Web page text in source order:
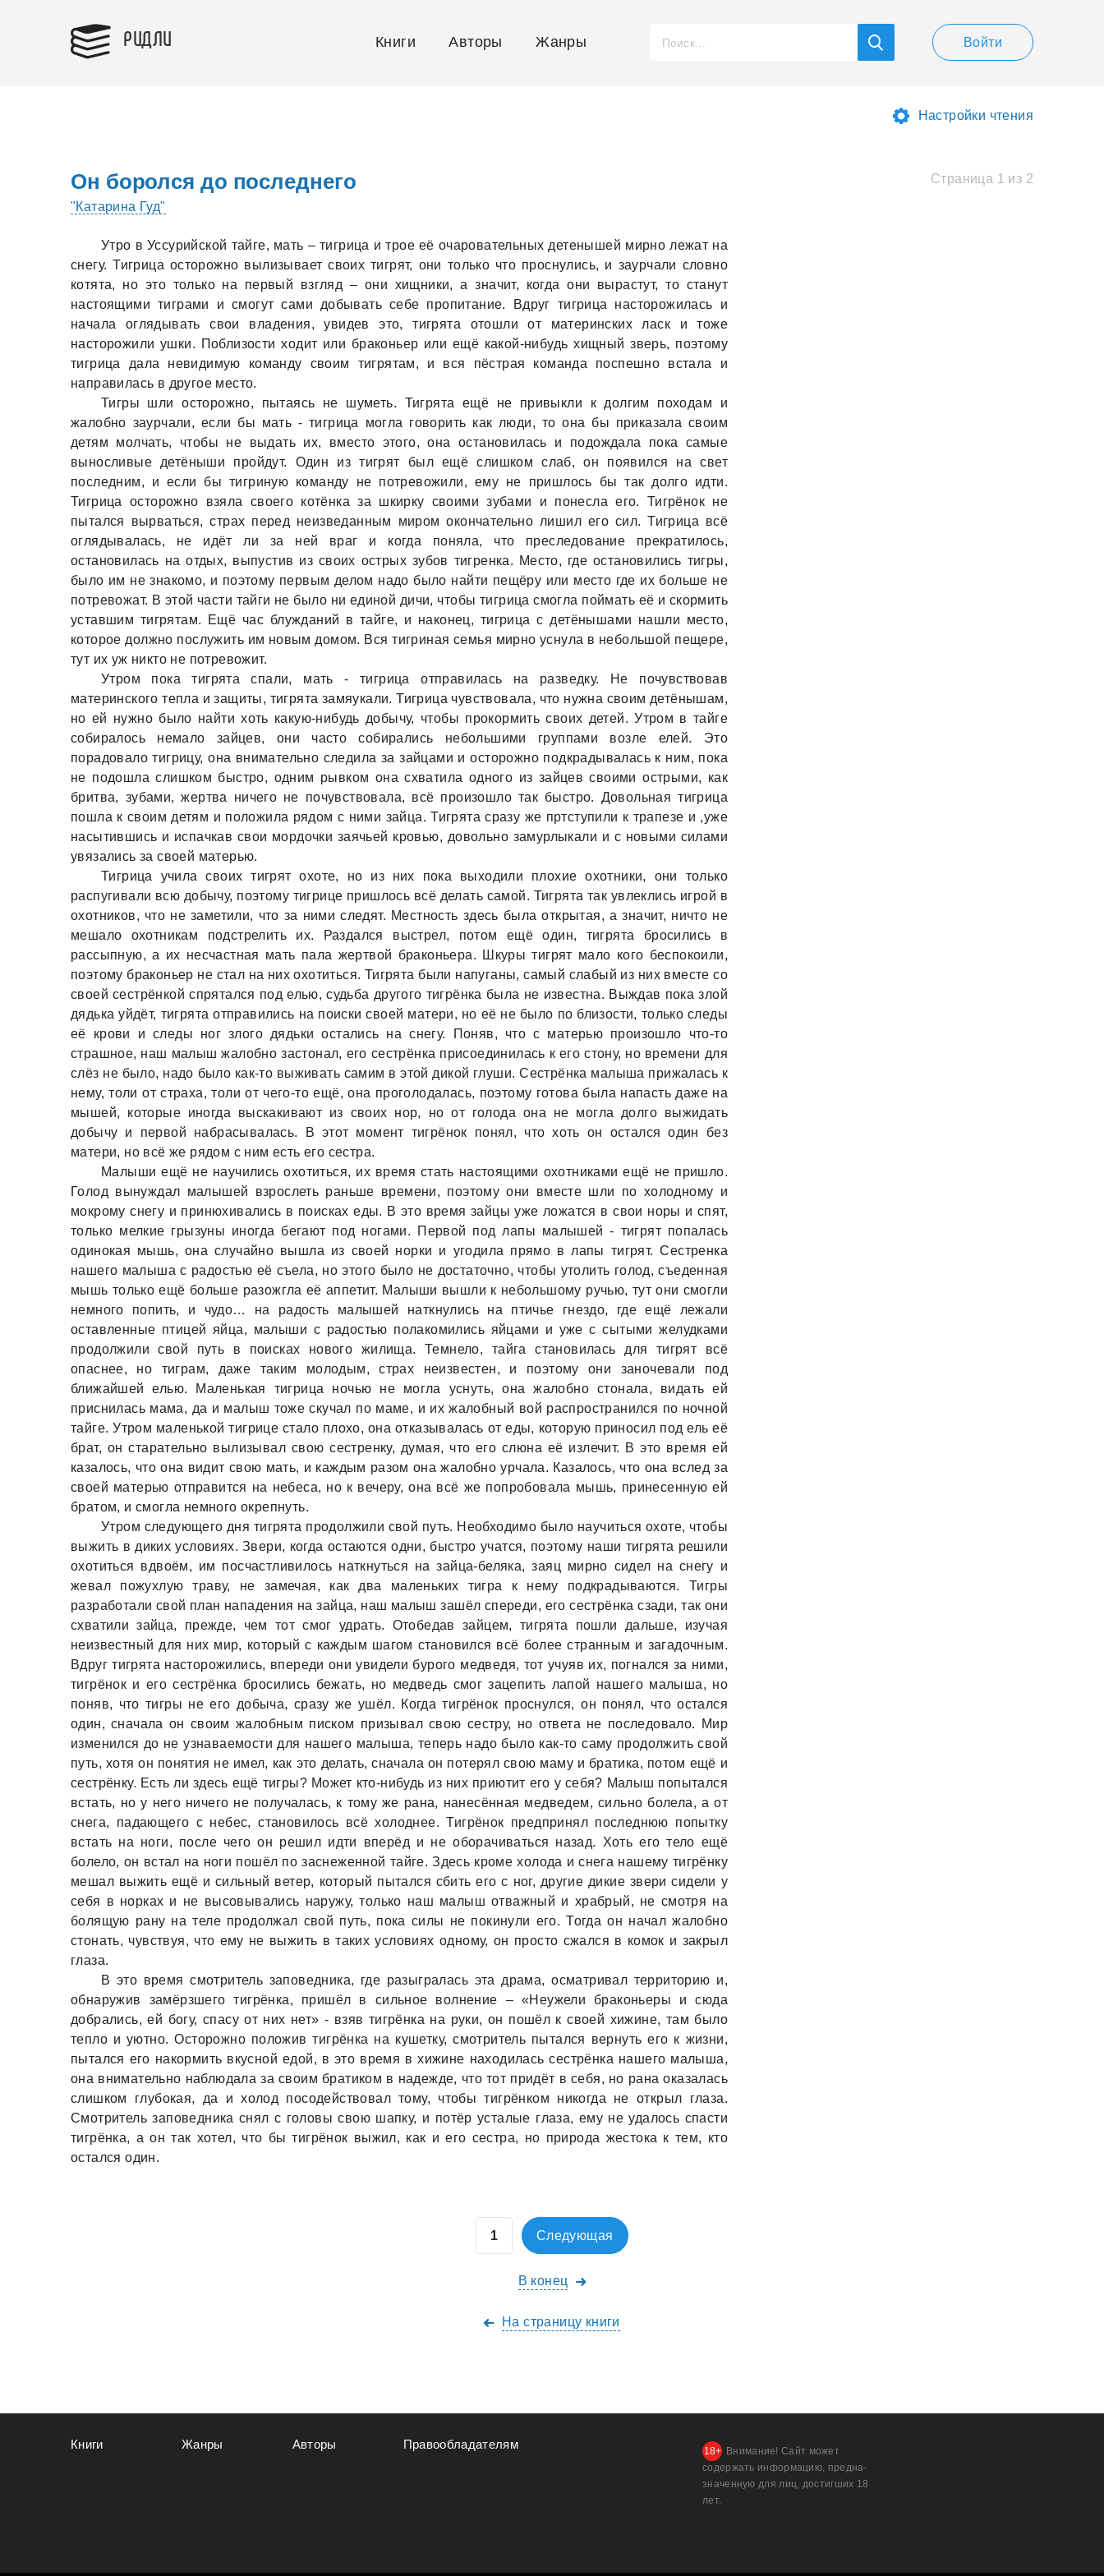
РИДЛИ Книги Авторы Жанры Войти
Настройки чтения
Страница 1 из 2
Он боролся до последнего
"Катарина Гуд"
Утро в Уссурийской тайге, мать – тигрица и трое её очаровательных детенышей мирно лежат на
снегу. Тигрица осторожно вылизывает своих тигрят, они только что проснулись, и заурчали словно
котята, но это только на первый взгляд – они хищники, а значит, когда они вырастут, то станут
настоящими тиграми и смогут сами добывать себе пропитание. Вдруг тигрица насторожилась и
начала оглядывать свои владения, увидев это, тигрята отошли от материнских ласк и тоже
насторожили ушки. Поблизости ходит или браконьер или ещё какой-нибудь хищный зверь, поэтому
тигрица дала невидимую команду своим тигрятам, и вся пёстрая команда поспешно встала и
направилась в другое место.
Тигры шли осторожно, пытаясь не шуметь. Тигрята ещё не привыкли к долгим походам и
жалобно заурчали, если бы мать - тигрица могла говорить как люди, то она бы приказала своим
детям молчать, чтобы не выдать их, вместо этого, она остановилась и подождала пока самые
выносливые детёныши пройдут. Один из тигрят был ещё слишком слаб, он появился на свет
последним, и если бы тигриную команду не потревожили, ему не пришлось бы так долго идти.
Тигрица осторожно взяла своего котёнка за шкирку своими зубами и понесла его. Тигрёнок не
пытался вырваться, страх перед неизведанным миром окончательно лишил его сил. Тигрица всё
оглядывалась, не идёт ли за ней враг и когда поняла, что преследование прекратилось,
остановилась на отдых, выпустив из своих острых зубов тигренка. Место, где остановились тигры,
было им не знакомо, и поэтому первым делом надо было найти пещёру или место где их больше не
потревожат. В этой части тайги не было ни единой дичи, чтобы тигрица смогла поймать её и скормить
уставшим тигрятам. Ещё час блужданий в тайге, и наконец, тигрица с детёнышами нашли место,
которое должно послужить им новым домом. Вся тигриная семья мирно уснула в небольшой пещере,
тут их уж никто не потревожит.
Утром пока тигрята спали, мать - тигрица отправилась на разведку. Не почувствовав
материнского тепла и защиты, тигрята замяукали. Тигрица чувствовала, что нужна своим детёнышам,
но ей нужно было найти хоть какую-нибудь добычу, чтобы прокормить своих детей. Утром в тайге
собиралось немало зайцев, они часто собирались небольшими группами возле елей. Это
порадовало тигрицу, она внимательно следила за зайцами и осторожно подкрадывалась к ним, пока
не подошла слишком быстро, одним рывком она схватила одного из зайцев своими острыми, как
бритва, зубами, жертва ничего не почувствовала, всё произошло так быстро. Довольная тигрица
пошла к своим детям и положила рядом с ними зайца. Тигрята сразу же пртступили к трапезе и ,уже
насытившись и испачкав свои мордочки заячьей кровью, довольно замурлыкали и с новыми силами
увязались за своей матерью.
Тигрица учила своих тигрят охоте, но из них пока выходили плохие охотники, они только
распугивали всю добычу, поэтому тигрице пришлось всё делать самой. Тигрята так увлеклись игрой в
охотников, что не заметили, что за ними следят. Местность здесь была открытая, а значит, ничто не
мешало охотникам подстрелить их. Раздался выстрел, потом ещё один, тигрята бросились в
рассыпную, а их несчастная мать пала жертвой браконьера. Шкуры тигрят мало кого беспокоили,
поэтому браконьер не стал на них охотиться. Тигрята были напуганы, самый слабый из них вместе со
своей сестрёнкой спрятался под елью, судьба другого тигрёнка была не известна. Выждав пока злой
дядька уйдёт, тигрята отправились на поиски своей матери, но её не было по близости, только следы
её крови и следы ног злого дядьки остались на снегу. Поняв, что с матерью произошло что-то
страшное, наш малыш жалобно застонал, его сестрёнка присоединилась к его стону, но времени для
слёз не было, надо было как-то выживать самим в этой дикой глуши. Сестрёнка малыша прижалась к
нему, толи от страха, толи от чего-то ещё, она проголодалась, поэтому готова была напасть даже на
мышей, которые иногда выскакивают из своих нор, но от голода она не могла долго выжидать
добычу и первой набрасывалась. В этот момент тигрёнок понял, что хоть он остался один без
матери, но всё же рядом с ним есть его сестра.
Малыши ещё не научились охотиться, их время стать настоящими охотниками ещё не пришло.
Голод вынуждал малышей взрослеть раньше времени, поэтому они вместе шли по холодному и
мокрому снегу и принюхивались в поисках еды. В это время зайцы уже ложатся в свои норы и спят,
только мелкие грызуны иногда бегают под ногами. Первой под лапы малышей - тигрят попалась
одинокая мышь, она случайно вышла из своей норки и угодила прямо в лапы тигрят. Сестренка
нашего малыша с радостью её съела, но этого было не достаточно, чтобы утолить голод, съеденная
мышь только ещё больше разожгла её аппетит. Малыши вышли к небольшому ручью, тут они смогли
немного попить, и чудо… на радость малышей наткнулись на птичье гнездо, где ещё лежали
оставленные птицей яйца, малыши с радостью полакомились яйцами и уже с сытыми желудками
продолжили свой путь в поисках нового жилища. Темнело, тайга становилась для тигрят всё
опаснее, но тиграм, даже таким молодым, страх неизвестен, и поэтому они заночевали под
ближайшей елью. Маленькая тигрица ночью не могла уснуть, она жалобно стонала, видать ей
приснилась мама, да и малыш тоже скучал по маме, и их жалобный вой распространился по ночной
тайге. Утром маленькой тигрице стало плохо, она отказывалась от еды, которую приносил под ель её
брат, он старательно вылизывал свою сестренку, думая, что его слюна её излечит. В это время ей
казалось, что она видит свою мать, и каждым разом она жалобно урчала. Казалось, что она вслед за
своей матерью отправится на небеса, но к вечеру, она всё же попробовала мышь, принесенную ей
братом, и смогла немного окрепнуть.
Утром следующего дня тигрята продолжили свой путь. Необходимо было научиться охоте, чтобы
выжить в диких условиях. Звери, когда остаются одни, быстро учатся, поэтому наши тигрята решили
охотиться вдвоём, им посчастливилось наткнуться на зайца-беляка, заяц мирно сидел на снегу и
жевал пожухлую траву, не замечая, как два маленьких тигра к нему подкрадываются. Тигры
разработали свой план нападения на зайца, наш малыш зашёл спереди, его сестрёнка сзади, так они
схватили зайца, прежде, чем тот смог удрать. Отобедав зайцем, тигрята пошли дальше, изучая
неизвестный для них мир, который с каждым шагом становился всё более странным и загадочным.
Вдруг тигрята насторожились, впереди они увидели бурого медведя, тот учуяв их, погнался за ними,
тигрёнок и его сестрёнка бросились бежать, но медведь смог зацепить лапой нашего малыша, но
поняв, что тигры не его добыча, сразу же ушёл. Когда тигрёнок проснулся, он понял, что остался
один, сначала он своим жалобным писком призывал свою сестру, но ответа не последовало. Мир
изменился до не узнаваемости для нашего малыша, теперь надо было как-то саму продолжить свой
путь, хотя он понятия не имел, как это делать, сначала он потерял свою маму и братика, потом ещё и
сестрёнку. Есть ли здесь ещё тигры? Может кто-нибудь из них приютит его у себя? Малыш попытался
встать, но у него ничего не получалась, к тому же рана, нанесённая медведем, сильно болела, а от
снега, падающего с небес, становилось всё холоднее. Тигрёнок предпринял последнюю попытку
встать на ноги, после чего он решил идти вперёд и не оборачиваться назад. Хоть его тело ещё
болело, он встал на ноги пошёл по заснеженной тайге. Здесь кроме холода и снега нашему тигрёнку
мешал выжить ещё и сильный ветер, который пытался сбить его с ног, другие дикие звери сидели у
себя в норках и не высовывались наружу, только наш малыш отважный и храбрый, не смотря на
болящую рану на теле продолжал свой путь, пока силы не покинули его. Тогда он начал жалобно
стонать, чувствуя, что ему не выжить в таких условиях одному, он просто сжался в комок и закрыл
глаза.
В это время смотритель заповедника, где разыгралась эта драма, осматривал территорию и,
обнаружив замёрзшего тигрёнка, пришёл в сильное волнение – «Неужели браконьеры и сюда
добрались, ей богу, спасу от них нет» - взяв тигрёнка на руки, он пошёл к своей хижине, там было
тепло и уютно. Осторожно положив тигрёнка на кушетку, смотритель пытался вернуть его к жизни,
пытался его накормить вкусной едой, в это время в хижине находилась сестрёнка нашего малыша,
она внимательно наблюдала за своим братиком в надежде, что тот придёт в себя, но рана оказалась
слишком глубокая, да и холод посодействовал тому, чтобы тигрёнком никогда не открыл глаза.
Смотритель заповедника снял с головы свою шапку, и потёр усталые глаза, ему не удалось спасти
тигрёнка, а он так хотел, что бы тигрёнок выжил, как и его сестра, но природа жестока к тем, кто
остался один.
Следующая
В конец
На страницу книги
Книги Жанры Авторы Правообладателям
Внимание! Сайт может
содержать информацию, предна­
значенную для лиц, дости­гших 18
лет.